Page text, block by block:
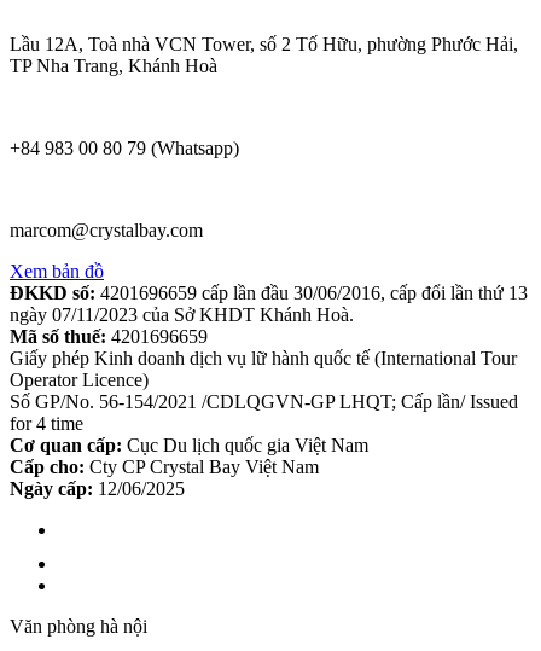
Lầu 12A, Toà nhà VCN Tower, số 2 Tố Hữu, phường Phước Hải,
TP Nha Trang, Khánh Hoà
+84 983 00 80 79 (Whatsapp)
marcom@crystalbay.com
Xem bản đồ
ĐKKD số: 4201696659 cấp lần đầu 30/06/2016, cấp đổi lần thứ 13
ngày 07/11/2023 của Sở KHDT Khánh Hoà.
Mã số thuế: 4201696659
Giấy phép Kinh doanh dịch vụ lữ hành quốc tế (International Tour
Operator Licence)
Số GP/No. 56-154/2021 /CDLQGVN-GP LHQT; Cấp lần/ Issued
for 4 time
Cơ quan cấp: Cục Du lịch quốc gia Việt Nam
Cấp cho: Cty CP Crystal Bay Việt Nam
Ngày cấp: 12/06/2025
Văn phòng hà nội